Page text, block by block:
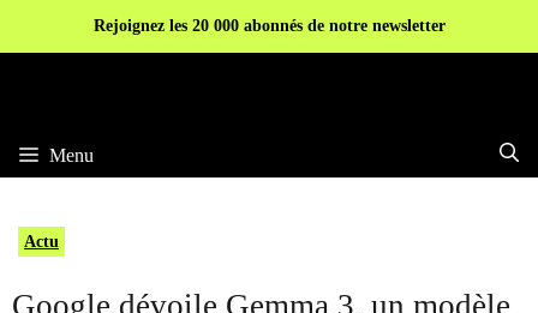
Rejoignez les 20 000 abonnés de notre newsletter
Menu
Actu
Google dévoile Gemma 3, un modèle